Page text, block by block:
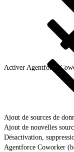
Activer Agentforce
Ajout de sources de
Ajout de nouvelles
Désactivation,
Agentforce Coworker